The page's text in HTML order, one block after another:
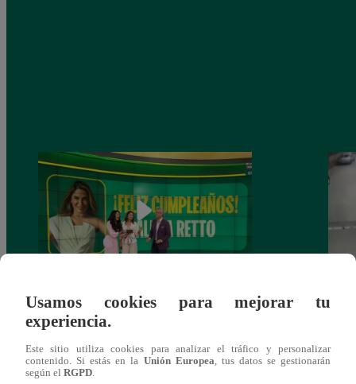
Alicia Retto celebra su cumpleaños con
emotiva sorpresa en vivo y conmueve con
Usamos cookies para mejorar tu
experiencia.
Este sitio utiliza cookies para analizar el tráfico y personalizar
contenido. Si estás en la Unión Europea, tus datos se gestionarán
según el RGPD.